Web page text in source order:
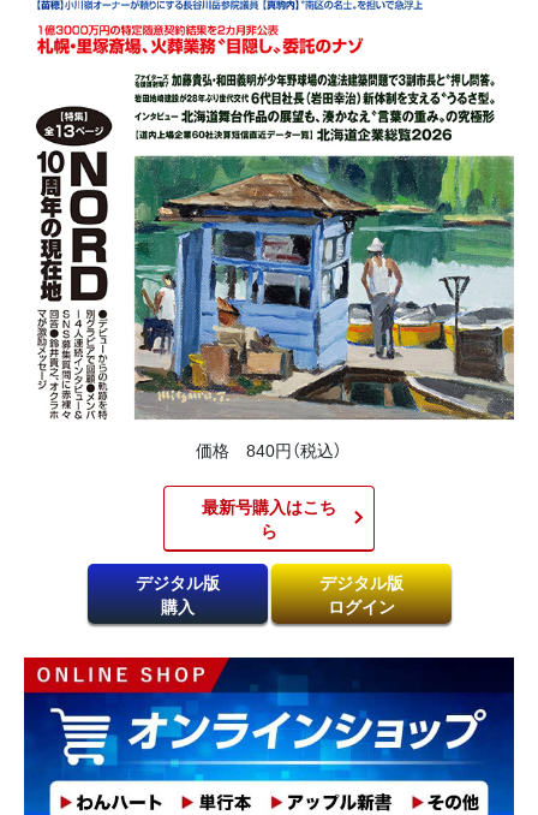
価格 840円（税込）
最新号購入はこち
ら​
デジタル版
購入
デジタル版
ログイン